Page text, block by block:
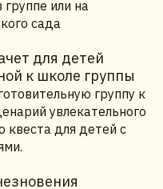
или на
сада
для детей
к школе группы
группу к
увлекательного
квеста для детей с